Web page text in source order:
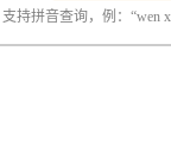
支持拼音查询，例：“wen